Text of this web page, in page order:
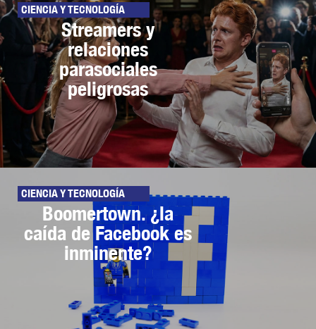
CIENCIA Y TECNOLOGÍA
Streamers y
relaciones
parasociales
peligrosas
CIENCIA Y TECNOLOGÍA
Boomertown. ¿la
caída de Facebook es
inminente?